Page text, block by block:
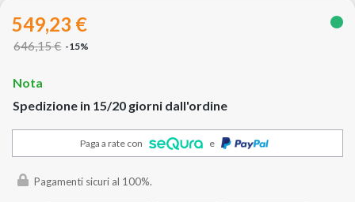
549,23 €
646,15 € -15%
Nota
Spedizione in 15/20 giorni dall'ordine
Paga a rate con e
Pagamenti sicuri al 100%.